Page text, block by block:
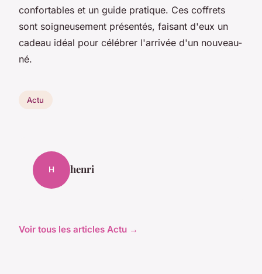
confortables et un guide pratique. Ces coffrets
sont soigneusement présentés, faisant d'eux un
cadeau idéal pour célébrer l'arrivée d'un nouveau-
né.
Actu
H henri
Voir tous les articles Actu →